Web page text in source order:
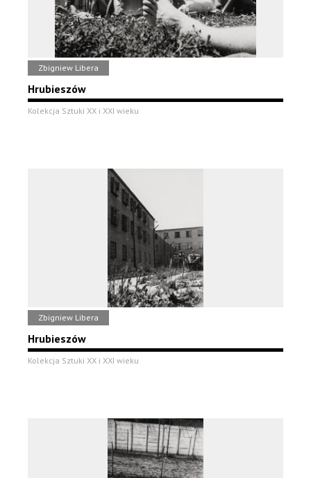
Zbigniew Libera
Hrubieszów
Kolekcja Sztuki XX i XXI wieku
Zbigniew Libera
Hrubieszów
Kolekcja Sztuki XX i XXI wieku